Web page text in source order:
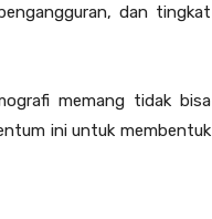
dan tingkat
memang tidak bisa
ini untuk membentuk